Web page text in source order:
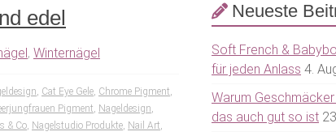
edel
, Winternägel
, Cat Eye Gele, Chrome Pigment,
Pigment, Nageldesign,
& Co, Nagelstudio Produkte, Nail Art,
Neueste
Soft French &
für jeden Anlass 4.
Warum
das auch gut so ist